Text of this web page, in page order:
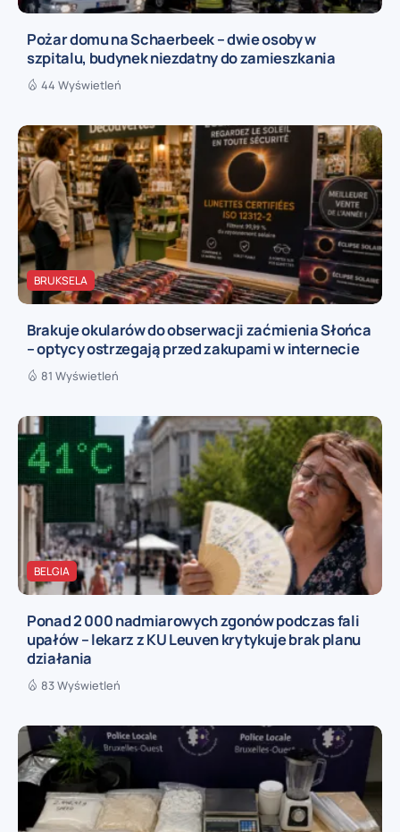
Pożar domu na Schaerbeek – dwie osoby w
szpitalu, budynek niezdatny do zamieszkania
44 Wyświetleń
BRUKSELA
Brakuje okularów do obserwacji zaćmienia Słońca
– optycy ostrzegają przed zakupami w internecie
81 Wyświetleń
BELGIA
Ponad 2 000 nadmiarowych zgonów podczas fali
upałów – lekarz z KU Leuven krytykuje brak planu
działania
83 Wyświetleń